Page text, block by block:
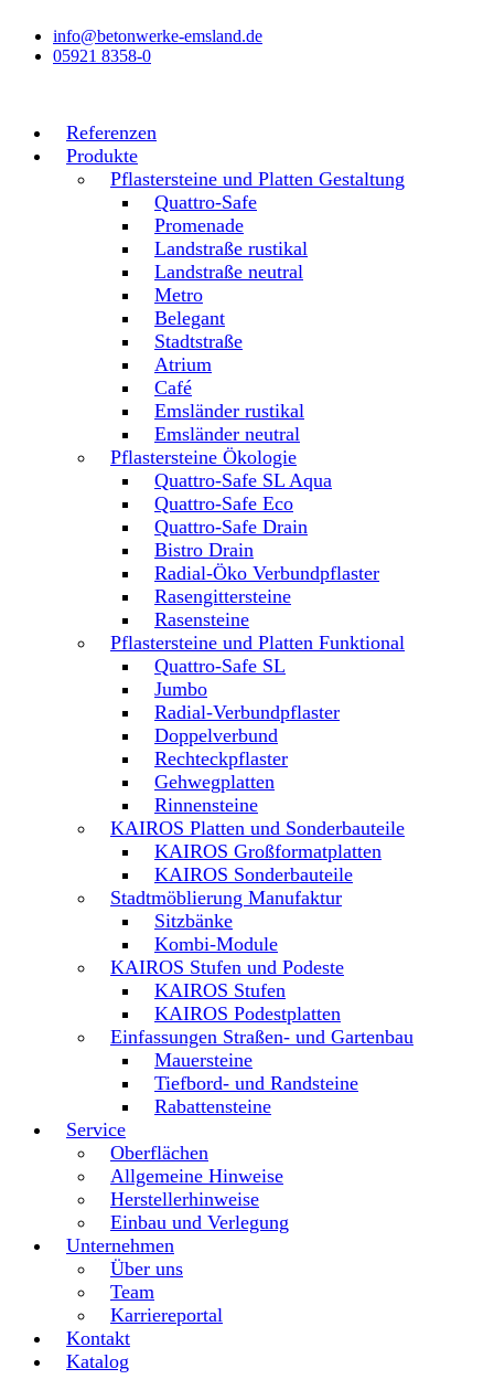
Inhalt
wechseln
info@betonwerke-emsland.de
05921 8358-0
Referenzen
Produkte
Pflastersteine und Platten Gestaltung
Quattro-Safe
Promenade
Landstraße rustikal
Landstraße neutral
Metro
Belegant
Stadtstraße
Atrium
Café
Emsländer rustikal
Emsländer neutral
Pflastersteine Ökologie
Quattro-Safe SL Aqua
Quattro-Safe Eco
Quattro-Safe Drain
Bistro Drain
Radial-Öko Verbundpflaster
Rasengittersteine
Rasensteine
Pflastersteine und Platten Funktional
Quattro-Safe SL
Jumbo
Radial-Verbundpflaster
Doppelverbund
Rechteckpflaster
Gehwegplatten
Rinnensteine
KAIROS Platten und Sonderbauteile
KAIROS Großformatplatten
KAIROS Sonderbauteile
Stadtmöblierung Manufaktur
Sitzbänke
Kombi-Module
KAIROS Stufen und Podeste
KAIROS Stufen
KAIROS Podestplatten
Einfassungen Straßen- und Gartenbau
Mauersteine
Tiefbord- und Randsteine
Rabattensteine
Service
Oberflächen
Allgemeine Hinweise
Herstellerhinweise
Einbau und Verlegung
Unternehmen
Über uns
Team
Karriereportal
Kontakt
Katalog